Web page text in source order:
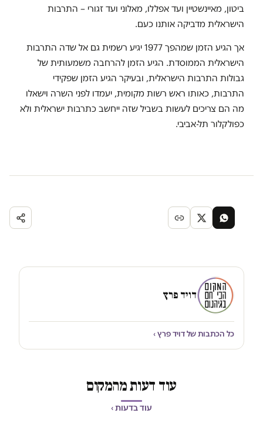
ביטון, מאיינשטיין ועד אפללו, מאלוני ועד זגורי – התרבות
הישראלית מדביקה אותנו כעם.
אך הגיע הזמן שמהפך 1977 יגיע רשמית גם אל שדה התרבות
הישראלית הממוסדת. הגיע הזמן להרחבה משמעותית של
גבולות התרבות הישראלית, ובעיקר הגיע הזמן שפקידי
התרבות, כאותו ראש רשות מקומית, יעמדו לפני השרה וישאלו
מה הם צריכים לעשות בשביל שזה ייחשב כתרבות ישראלית ולא
כפולקלור תל-אביבי.
דויד פרץ
כל הכתבות של דויד פרץ ›
עוד דעות מהמקום
עוד בדעות ›